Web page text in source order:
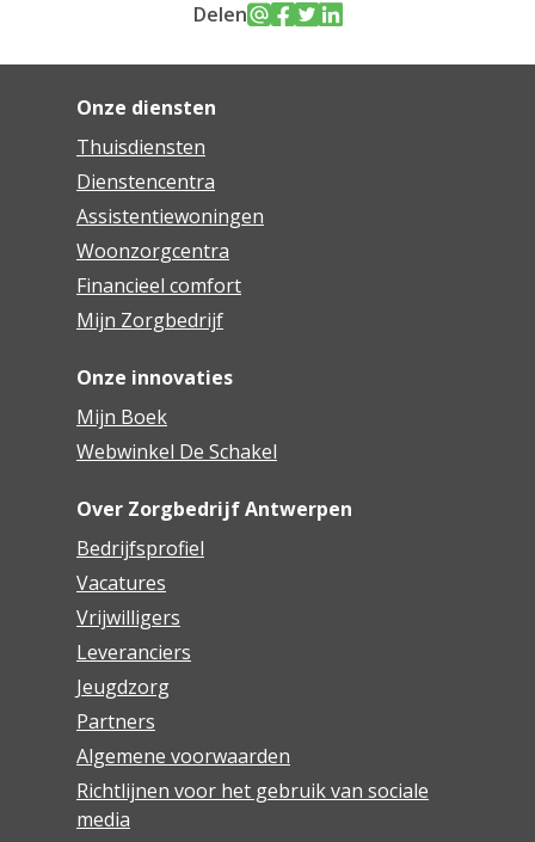
Delen
Onze diensten
Thuisdiensten
Dienstencentra
Assistentiewoningen
Woonzorgcentra
Financieel comfort
Mijn Zorgbedrijf
Onze innovaties
Mijn Boek
Webwinkel De Schakel
Over Zorgbedrijf Antwerpen
Bedrijfsprofiel
Vacatures
Vrijwilligers
Leveranciers
Jeugdzorg
Partners
Algemene voorwaarden
Richtlijnen voor het gebruik van sociale
media